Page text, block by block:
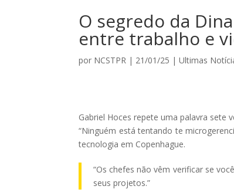
O segredo da
entre trabalho e
por NCSTPR | 21/01/25 |Ultimas
Gabriel Hoces repete uma palavra sete
“Ninguém está tentando te
tecnologia em Copenhague.
“Os chefes não vêm verificar se
seus projetos.”